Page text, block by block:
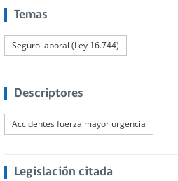
Temas
Seguro laboral (Ley 16.744)
Descriptores
Accidentes fuerza mayor urgencia
Legislación citada